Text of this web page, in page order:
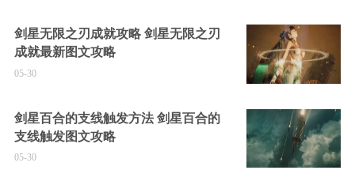
剑星无限之刃成就攻略 剑星无限之刃
成就最新图文攻略
05-30
剑星百合的支线触发方法 剑星百合的
支线触发图文攻略
05-30